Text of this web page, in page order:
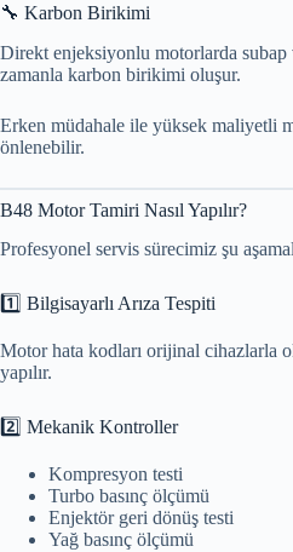
🔧 Karbon Birikimi
Direkt enjeksiyonlu motorlarda subap
zamanla karbon birikimi oluşur.
Erken müdahale ile yüksek maliyetli
önlenebilir.
B48 Motor Tamiri Nasıl Yapılır?
Profesyonel servis sürecimiz şu
1️⃣ Bilgisayarlı Arıza Tespiti
Motor hata kodları orijinal cihazlarla
yapılır.
2️⃣ Mekanik Kontroller
Kompresyon testi
Turbo basınç ölçümü
Enjektör geri dönüş testi
Yağ basınç ölçümü